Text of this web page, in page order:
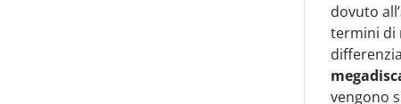
dovuto
termini di
vengono